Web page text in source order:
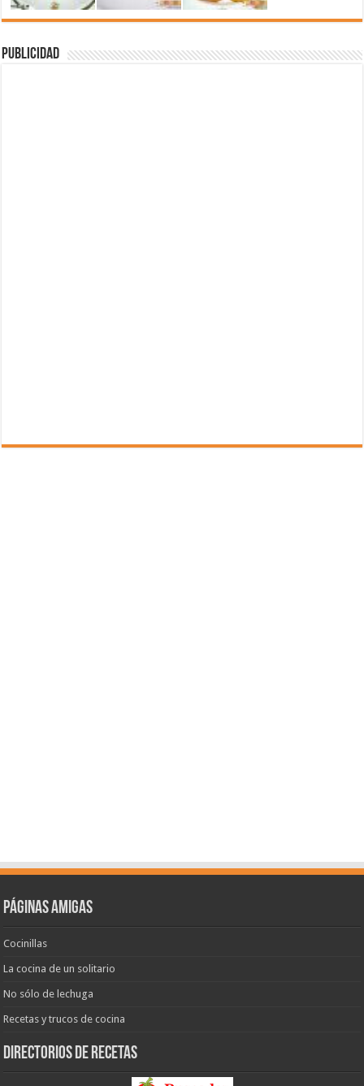
Publicidad
Páginas amigas
Cocinillas
La cocina de un solitario
No sólo de lechuga
Recetas y trucos de cocina
Directorios de recetas